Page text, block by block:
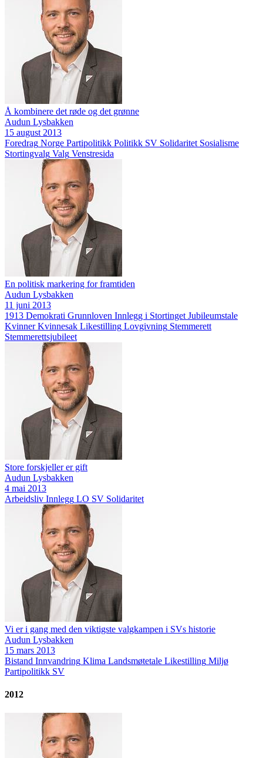
Å kombinere det røde og det grønne
Audun Lysbakken
15 august 2013
Foredrag Norge Partipolitikk Politikk SV Solidaritet Sosialisme
Stortingvalg Valg Venstresida
En politisk markering for framtiden
Audun Lysbakken
11 juni 2013
1913 Demokrati Grunnloven Innlegg i Stortinget Jubileumstale
Kvinner Kvinnesak Likestilling Lovgivning Stemmerett
Stemmerettsjubileet
Store forskjeller er gift
Audun Lysbakken
4 mai 2013
Arbeidsliv Innlegg LO SV Solidaritet
Vi er i gang med den viktigste valgkampen i SVs historie
Audun Lysbakken
15 mars 2013
Bistand Innvandring Klima Landsmøtetale Likestilling Miljø
Partipolitikk SV
2012